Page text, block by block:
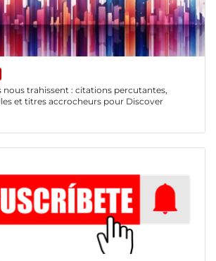
nous trahissent : citations percutantes,
et titres accrocheurs pour Discover